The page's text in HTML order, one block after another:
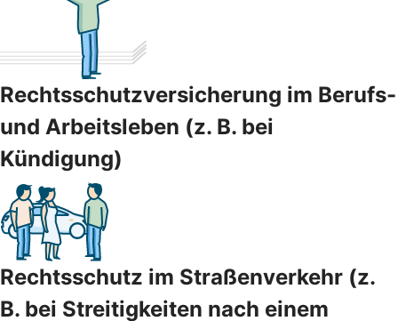
Rechtsschutzversicherung im Berufs-
und Arbeitsleben (z. B. bei
Kündigung)
Rechtsschutz im Straßenverkehr (z.
B. bei Streitigkeiten nach einem